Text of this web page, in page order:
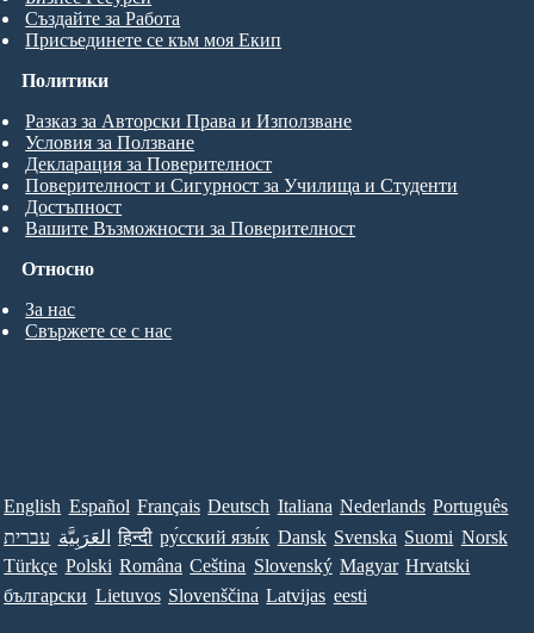
Създайте за Работа
Присъединете се към моя Екип
Относно
За нас
Свържете се с нас
Политики
Разказ за Авторски Права и Използване
Условия за Ползване
Декларация за Поверителност
Поверителност и Сигурност за Училища и Студенти
Достъпност
Вашите Възможности за Поверителност
English Español Français Deutsch Italiana Nederlands Português
עברית العَرَبِيَّة हिन्दी ру́сский язы́к Dansk Svenska Suomi Norsk
Türkçe Polski Româna Ceština Slovenský Magyar Hrvatski
български Lietuvos Slovenščina Latvijas eesti